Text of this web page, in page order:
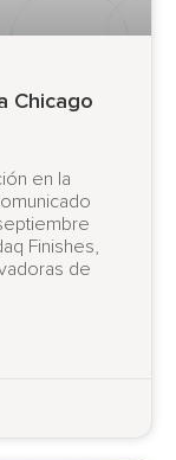
Chicago
en la
Finishes,
de